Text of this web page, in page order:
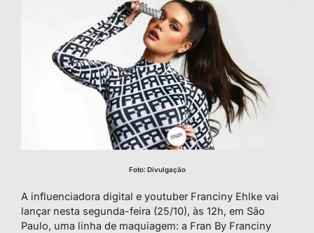
Foto: Divulgação
A influenciadora digital e youtuber Franciny Ehlke vai
lançar nesta segunda-feira (25/10), às 12h, em São
Paulo, uma linha de maquiagem: a Fran By Franciny